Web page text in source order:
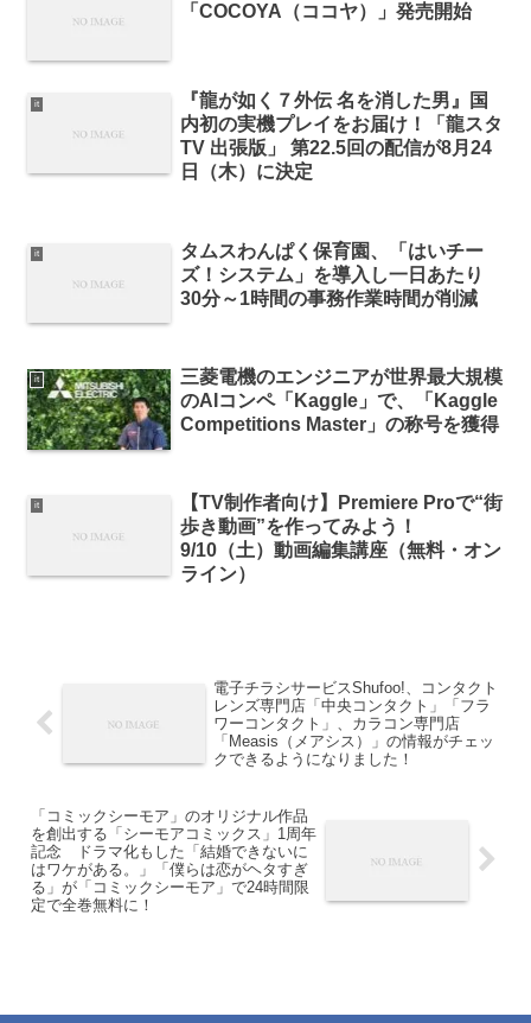
「COCOYA（ココヤ）」発売開始
it
『龍が如く７外伝 名を消した男』国
内初の実機プレイをお届け！「龍スタ
TV 出張版」 第22.5回の配信が8月24
日（木）に決定
it
タムスわんぱく保育園、「はいチー
ズ！システム」を導入し一日あたり
30分～1時間の事務作業時間が削減
it
三菱電機のエンジニアが世界最大規模
のAIコンペ「Kaggle」で、「Kaggle
Competitions Master」の称号を獲得
it
【TV制作者向け】Premiere Proで“街
歩き動画”を作ってみよう！
9/10（土）動画編集講座（無料・オン
ライン）
電子チラシサービスShufoo!、コンタクト
レンズ専門店「中央コンタクト」「フラ
ワーコンタクト」、カラコン専門店
「Measis（メアシス）」の情報がチェッ
クできるようになりました！
「コミックシーモア」のオリジナル作品
を創出する「シーモアコミックス」1周年
記念 ドラマ化もした「結婚できないに
はワケがある。」「僕らは恋がヘタすぎ
る」が「コミックシーモア」で24時間限
定で全巻無料に！